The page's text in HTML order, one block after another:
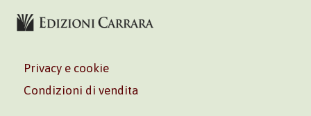
Privacy e cookie
Condizioni di vendita